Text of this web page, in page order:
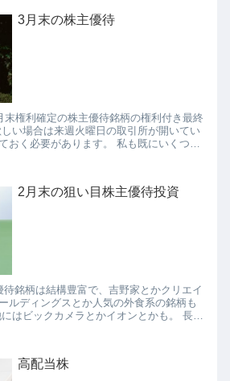
3月末の株主優待
末権利確定の株主優待銘柄の権利付き最終
があります。 私も既にいくつか
2月末の狙い目株主優待投資
銘柄は結構豊富で、吉野家とかクリエイ
ルディングスとか人気の外食系の銘柄も
高配当株